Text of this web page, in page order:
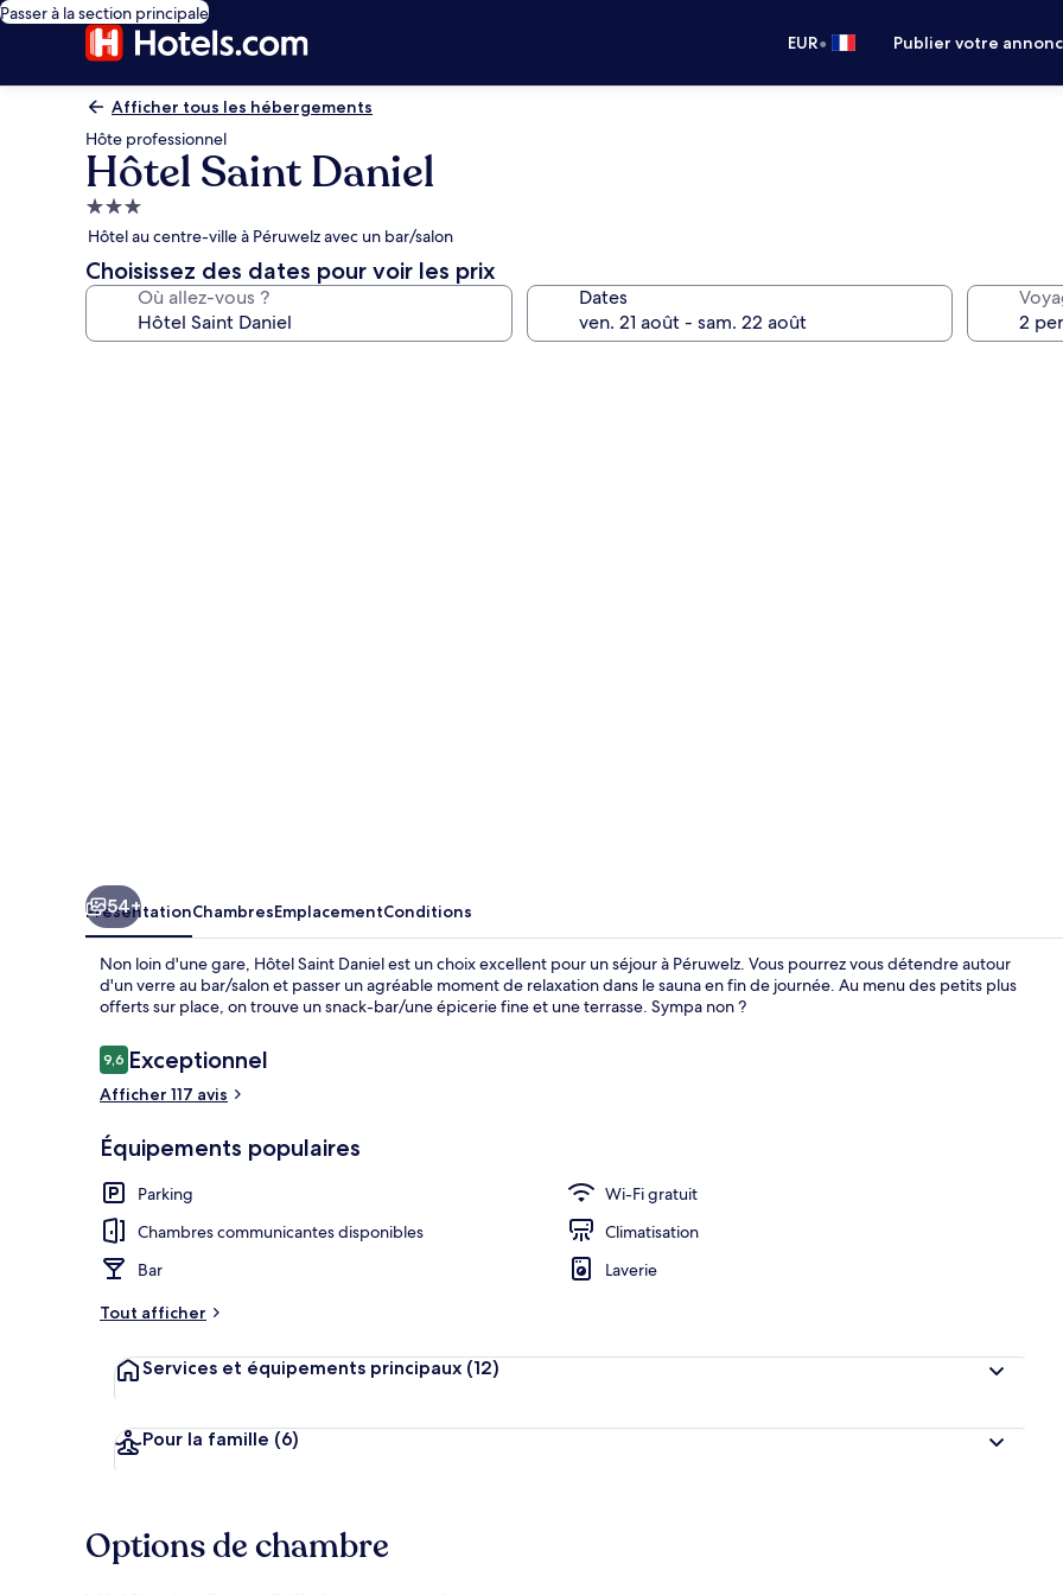
Passer à la section principale
EUR• Publier votre
Afficher tous les hébergements
Hôte professionnel
Hôtel Saint Daniel
Hébergement
3.0 étoiles
Hôtel au centre-ville à Péruwelz avec un bar/salon
Choisissez des dates pour voir les prix
Où allez-vous ? Dates
54+
PrésentationChambresEmplacementConditions
Non loin d'une gare, Hôtel Saint Daniel est un choix excellent pour un séjour à Péruwelz. Vous pourrez vous détendre autour
d'un verre au bar/salon et passer un agréable moment de relaxation dans le sauna en fin de journée. Au menu des petits plus
offerts sur place, on trouve un snack-bar/une épicerie fine et une terrasse. Sympa non ?
Avis
voyageurs
9,69,6 sur 10
Exceptionnel
Afficher 117 avis
Équipements populaires
Parking
Wi-Fi gratuit
Chambres communicantes disponibles
Climatisation
Bar
Laverie
Tout afficher
Services et équipements principaux (12)
Pour la famille (6)
Options de chambre